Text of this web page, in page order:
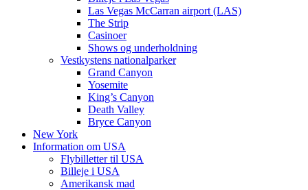
Las Vegas McCarran airport (LAS)
The Strip
Casinoer
Shows og underholdning
Vestkystens nationalparker
Grand Canyon
Yosemite
King’s Canyon
Death Valley
Bryce Canyon
New York
Information om USA
Flybilletter til USA
Billeje i USA
Amerikansk mad